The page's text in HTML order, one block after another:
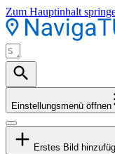
Zum Hauptinhalt
Einstellungsmenü öffnen
Erstes Bild